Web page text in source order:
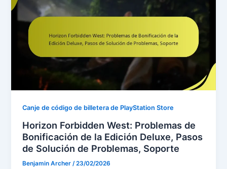
Canje de código de billetera de PlayStation Store
Horizon Forbidden West: Problemas de
Bonificación de la Edición Deluxe, Pasos
de Solución de Problemas, Soporte
Benjamin Archer/23/02/2026